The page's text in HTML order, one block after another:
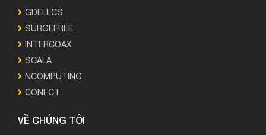
GDELECS
SURGEFREE
INTERCOAX
SCALA
NCOMPUTING
CONECT
VỀ CHÚNG TÔI